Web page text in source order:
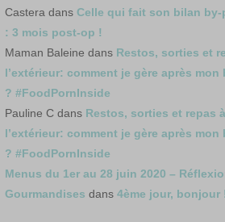
Castera dans Celle qui fait son bilan by-
: 3 mois post-op !
Maman Baleine dans Restos, sorties et
l’extérieur: comment je gère après mon
? #FoodPornInside
Pauline Cdans Restos, sorties et repas à
l’extérieur: comment je gère après mon
? #FoodPornInside
Menus du 1er au 28 juin 2020 –
Gourmandises dans 4ème jour, bonjour !